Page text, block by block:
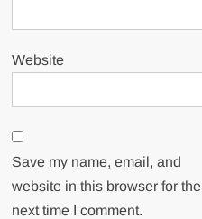
Website
Save my name, email, and
website in this browser for the
next time I comment.